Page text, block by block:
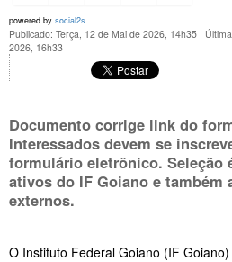
powered by social2s
Publicado: Terça, 12 de Mai de 2026, 14h35 |
2026, 16h33
Documento corrige link do
Interessados devem se
formulário eletrônico. Seleção
ativos do IF Goiano e também
externos.
O Instituto Federal Goiano (IF